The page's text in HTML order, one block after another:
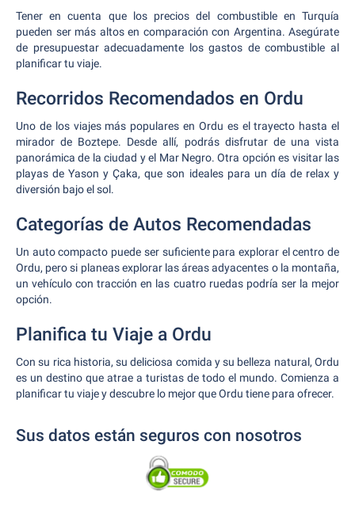
Tener en cuenta que los precios del combustible en Turquía
pueden ser más altos en comparación con Argentina. Asegúrate
de presupuestar adecuadamente los gastos de combustible al
planificar tu viaje.
Recorridos Recomendados en Ordu
Uno de los viajes más populares en Ordu es el trayecto hasta el
mirador de Boztepe. Desde allí, podrás disfrutar de una vista
panorámica de la ciudad y el Mar Negro. Otra opción es visitar las
playas de Yason y Çaka, que son ideales para un día de relax y
diversión bajo el sol.
Categorías de Autos Recomendadas
Un auto compacto puede ser suficiente para explorar el centro de
Ordu, pero si planeas explorar las áreas adyacentes o la montaña,
un vehículo con tracción en las cuatro ruedas podría ser la mejor
opción.
Planifica tu Viaje a Ordu
Con su rica historia, su deliciosa comida y su belleza natural, Ordu
es un destino que atrae a turistas de todo el mundo. Comienza a
planificar tu viaje y descubre lo mejor que Ordu tiene para ofrecer.
Sus datos están seguros con nosotros